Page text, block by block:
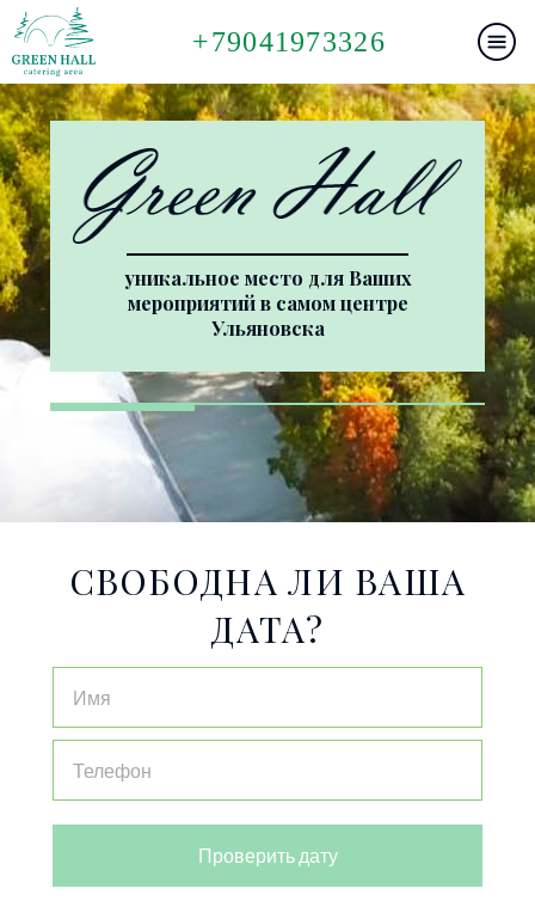
+79041973326
уникальное место для Ваших
мероприятий в самом центре
Ульяновска
СВОБОДНА ЛИ ВАША
ДАТА?
Проверить дату